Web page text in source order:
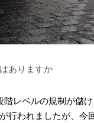
ありますか
階レベルの規制が儲
行われましたが、